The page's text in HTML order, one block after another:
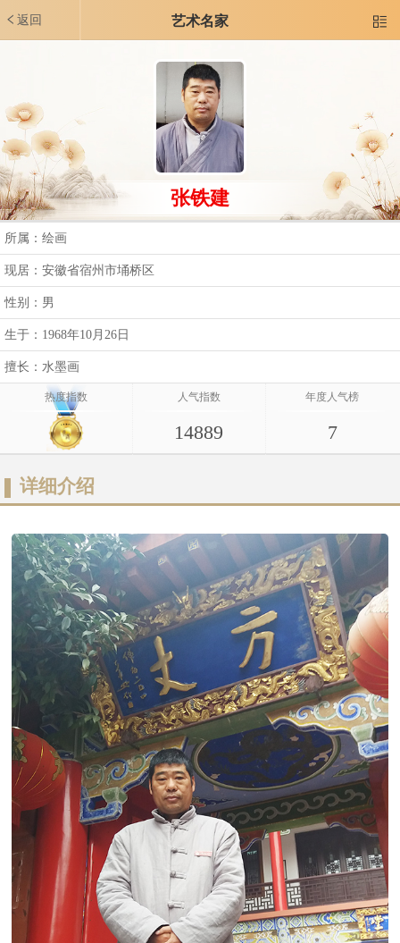
返回 艺术名家 
张铁建
所属：绘画
现居：安徽省宿州市埇桥区
性别：男
生于：1968年10月26日
擅长：水墨画
热度指数 人气指数
14889
年度人气榜
7
详细介绍